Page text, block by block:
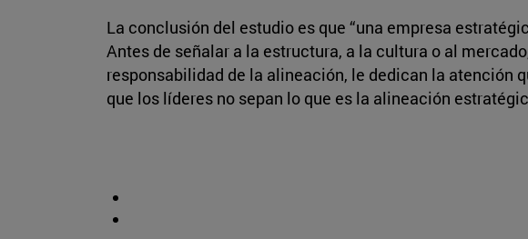
La conclusión del estudio es que “una empresa
Antes de señalar a la estructura, a la cultura o al
responsabilidad de la alineación, le dedican la atención
que los líderes no sepan lo que es la alineación